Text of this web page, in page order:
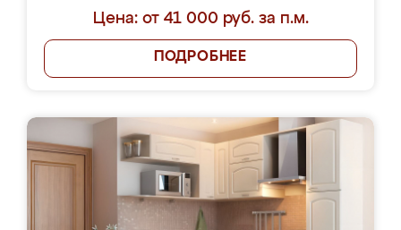
Цена: от 41 000 руб. за п.м.
ПОДРОБНЕЕ